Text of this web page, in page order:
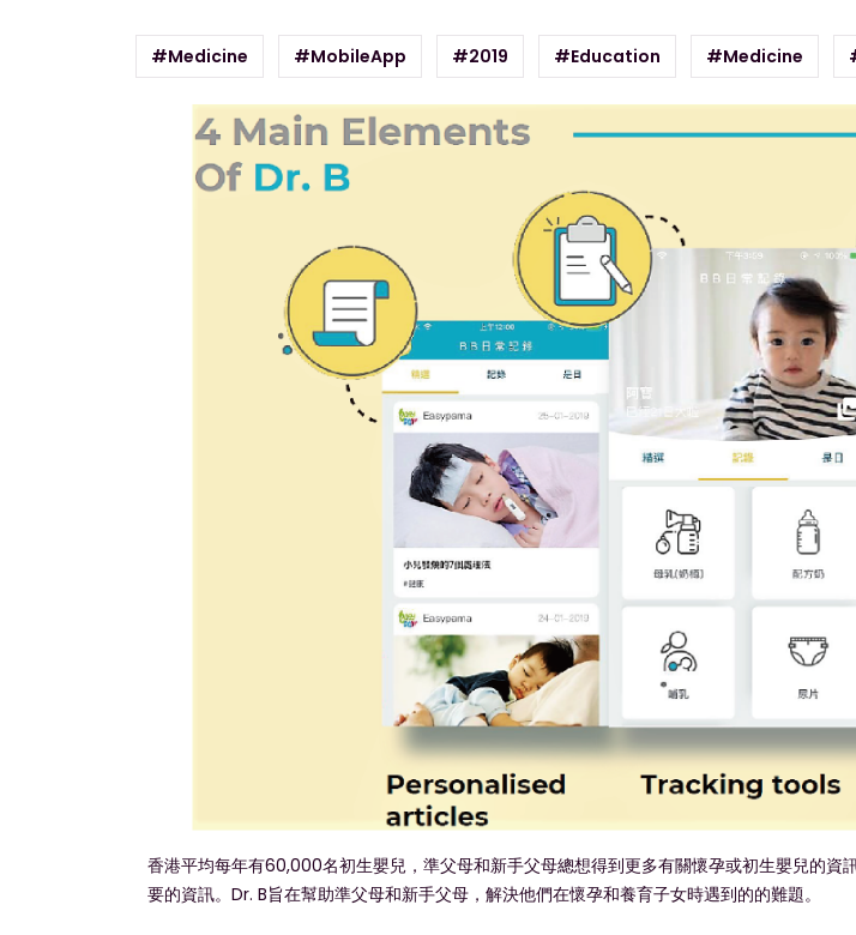
#Medicine #MobileApp #2019 #Education #Medicine
香港平均每年有60,000名初生嬰兒，準父母和新手父母總想得到更多有關懷孕或初生嬰兒的
要的資訊。Dr. B旨在幫助準父母和新手父母，解決他們在懷孕和養育子女時遇到的的難題。